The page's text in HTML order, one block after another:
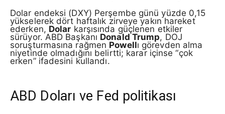
Dolar endeksi (DXY) Perşembe günü yüzde 0,15
yükselerek dört haftalık zirveye yakın hareket
ederken, Dolar karşısında güçlenen etkiler
sürüyor. ABD Başkanı Donald Trump, DOJ
soruşturmasına rağmen Powellı görevden alma
niyetinde olmadığını belirtti; karar içinse “çok
erken” ifadesini kullandı.
ABD Doları ve Fed politikası